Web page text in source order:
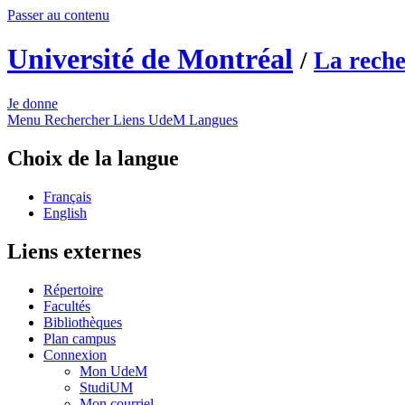
Passer au contenu
Université de Montréal / La
Je donne
Menu Rechercher Liens UdeM Langues
Choix de la langue
Français
English
Liens externes
Répertoire
Facultés
Bibliothèques
Plan campus
Connexion
Mon UdeM
StudiUM